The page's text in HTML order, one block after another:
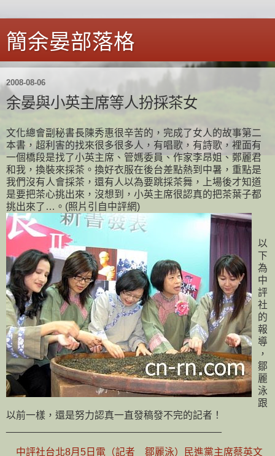
簡余晏部落格
2008-08-06
余晏與小英主席等人扮採茶女
文化總會副秘書長陳秀惠很辛苦的，完成了女人的故事第二
本書，超利害的找來很多很多人，有唱歌，有詩歌，裡面有
一個橋段是找了小英主席、管媽委員、作家李昂姐、鄭麗君
和我，換裝來採茶。換好衣服在後台差點熱到中暑，重點是
我們沒有人會採茶，還有人以為要跳採茶舞，上場後才知道
是要把茶心挑出來，沒想到，小英主席很認真的把茶葉子都
挑出來了…。(照片引自中評網)
以
下
為
中
評
社
的
報
導
，
鄒
麗
泳
跟
以前一樣，還是努力認真一直發稿發不完的記者！
中評社台北8月5日電（記者 鄒麗泳）民進黨主席蔡英文